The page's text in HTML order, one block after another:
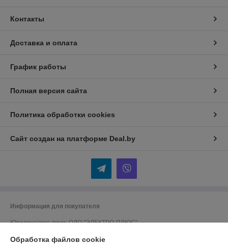
Контакты
Доставка и оплата
График работы
Полная версия сайта
Политика обработки cookies
Сайт создан на платформе Deal.by
Информация для покупателя
Юридическое лицо:ОДО "ЭЛЕКТРО-ПЛЮС"
Обработка файлов cookie